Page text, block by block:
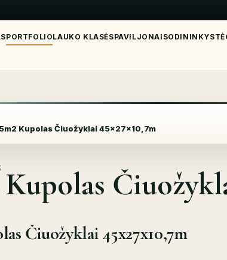
PORTFOLIOLAUKO KLASĖSPAVILJONAI SODININKYSTĖ
Kupolas Čiuožyklai 45x27x10,7m
Kupolas
Čiuožyklai 45x27x10,7m